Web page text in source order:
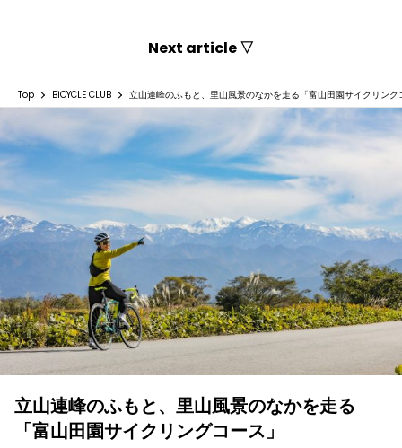
Next article ▽
Top BiCYCLE CLUB 立山連峰のふもと、里山風景のなかを走る「富山田園サイクリング
立山連峰のふもと、里山風景のなかを走る
「富山田園サイクリングコース」